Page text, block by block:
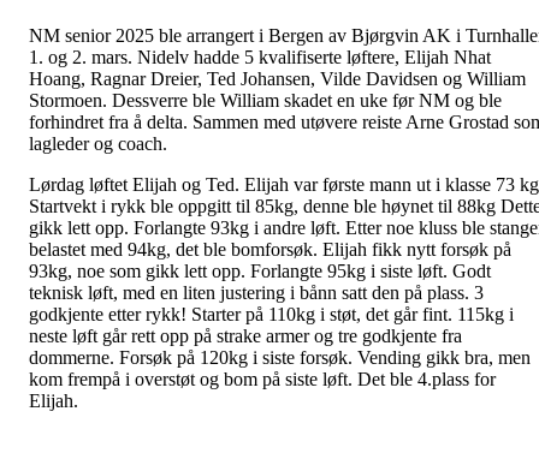
NM senior 2025 ble arrangert i Bergen av Bjørgvin AK i
1. og 2. mars. Nidelv hadde 5 kvalifiserte løftere, Elijah Nhat
Hoang, Ragnar Dreier, Ted Johansen, Vilde Davidsen og William
Stormoen. Dessverre ble William skadet en uke før NM og ble
forhindret fra å delta. Sammen med utøvere reiste Arne Grostad
lagleder og coach.
Lørdag løftet Elijah og Ted. Elijah var første mann ut i klasse 73
Startvekt i rykk ble oppgitt til 85kg, denne ble høynet til 88kg
gikk lett opp. Forlangte 93kg i andre løft. Etter noe kluss ble
belastet med 94kg, det ble bomforsøk. Elijah fikk nytt forsøk på
93kg, noe som gikk lett opp. Forlangte 95kg i siste løft. Godt
teknisk løft, med en liten justering i bånn satt den på plass. 3
godkjente etter rykk! Starter på 110kg i støt, det går fint. 115kg i
neste løft går rett opp på strake armer og tre godkjente fra
dommerne. Forsøk på 120kg i siste forsøk. Vending gikk bra, men
kom frempå i overstøt og bom på siste løft. Det ble 4.plass for
Elijah.